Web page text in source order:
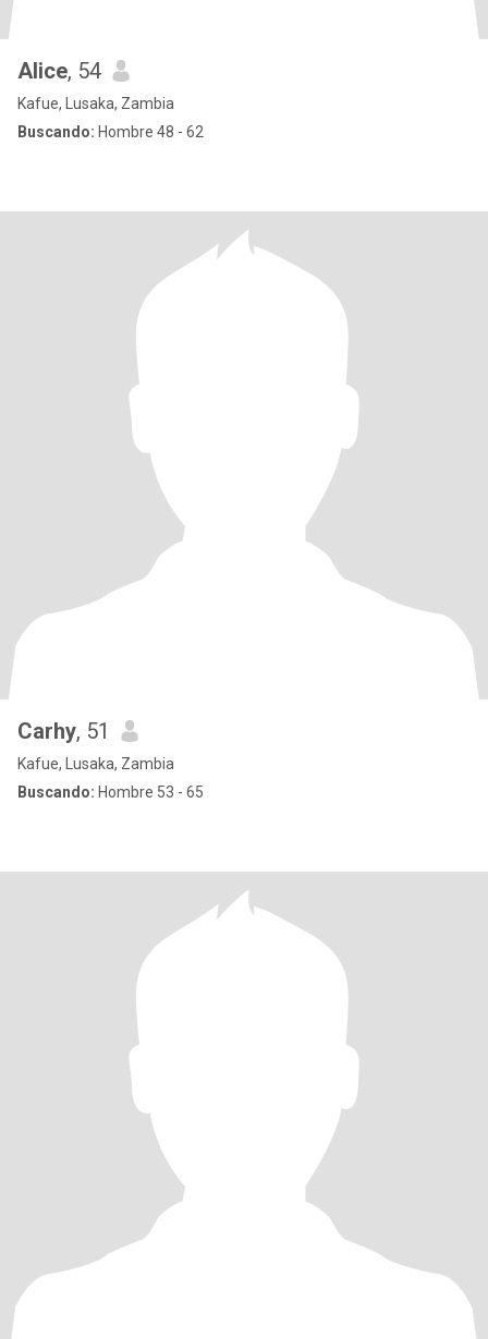
Alice, 54
Kafue, Lusaka, Zambia
Buscando: Hombre 48 - 62
Carhy, 51
Kafue, Lusaka, Zambia
Buscando: Hombre 53 - 65